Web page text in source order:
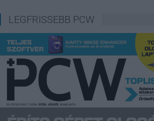
LEGFRISSEBB PCW